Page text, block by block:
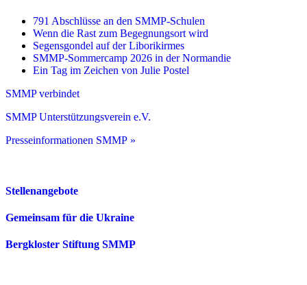
791 Abschlüsse an den SMMP-Schulen
Wenn die Rast zum Begegnungsort wird
Segensgondel auf der Liborikirmes
SMMP-Sommercamp 2026 in der Normandie
Ein Tag im Zeichen von Julie Postel
SMMP verbindet
SMMP Unterstützungsverein e.V.
Presseinformationen SMMP »
Stellenangebote
Gemeinsam für die Ukraine
Bergkloster Stiftung SMMP